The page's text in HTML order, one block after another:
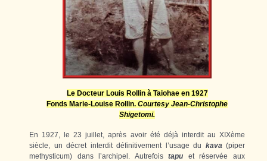
Le Docteur Louis Rollin à Taiohae en 1927
Fonds Marie-Louise Rollin. Courtesy Jean-Christophe
Shigetomi.
En 1927, le 23 juillet, après avoir été déjà interdit au XIXème
siècle, un décret interdit définitivement l’usage du kava(piper
methysticum) dans l’archipel. Autrefoistapu et réservée aux